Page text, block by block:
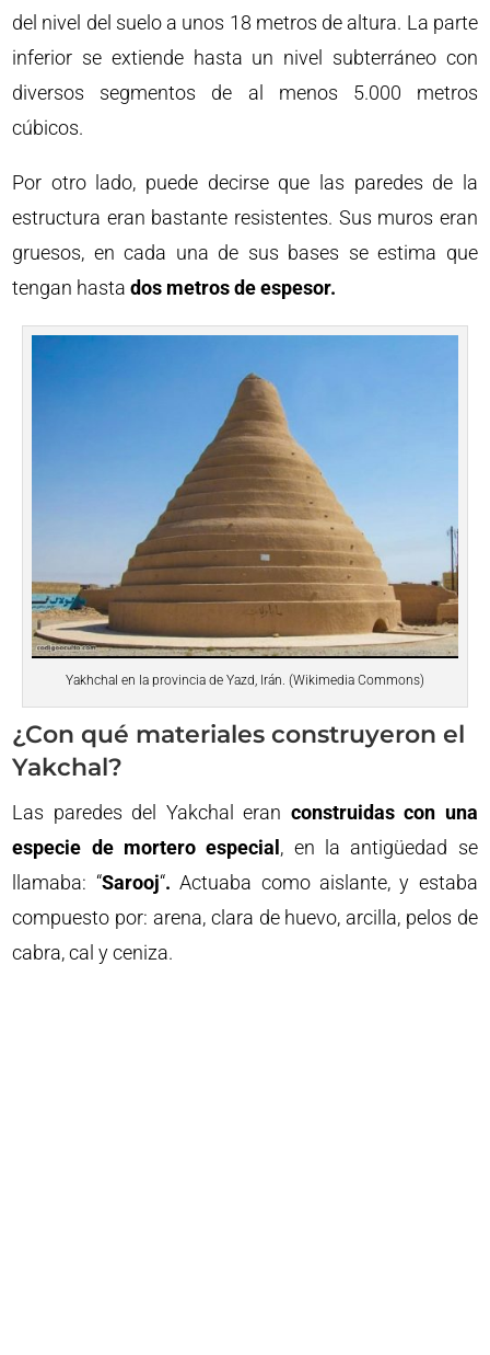
del nivel del suelo a unos 18 metros de altura. La parte
inferior se extiende hasta un nivel subterráneo con
diversos segmentos de al menos 5.000 metros
cúbicos.
Por otro lado, puede decirse que las paredes de la
estructura eran bastante resistentes. Sus muros eran
gruesos, en cada una de sus bases se estima que
tengan hastados metros de espesor.
Yakhchal en la provincia de Yazd, Irán. (Wikimedia Commons)
¿Con qué materiales construyeron el
Yakchal?
Las paredes del Yakchal eran construidas con una
especie de mortero especial, en la antigüedad se
llamaba: “Sarooj“. Actuaba como aislante, y estaba
compuesto por: arena, clara de huevo, arcilla, pelos de
cabra, cal y ceniza.